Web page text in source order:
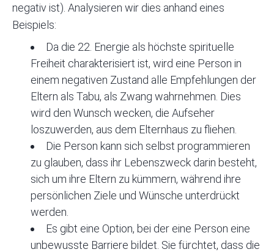
negativ ist). Analysieren wir dies anhand eines
Beispiels:
Da die 22. Energie als höchste spirituelle
Freiheit charakterisiert ist, wird eine Person in
einem negativen Zustand alle Empfehlungen der
Eltern als Tabu, als Zwang wahrnehmen. Dies
wird den Wunsch wecken, die Aufseher
loszuwerden, aus dem Elternhaus zu fliehen.
Die Person kann sich selbst programmieren
zu glauben, dass ihr Lebenszweck darin besteht,
sich um ihre Eltern zu kümmern, während ihre
persönlichen Ziele und Wünsche unterdrückt
werden.
Es gibt eine Option, bei der eine Person eine
unbewusste Barriere bildet. Sie fürchtet, dass die